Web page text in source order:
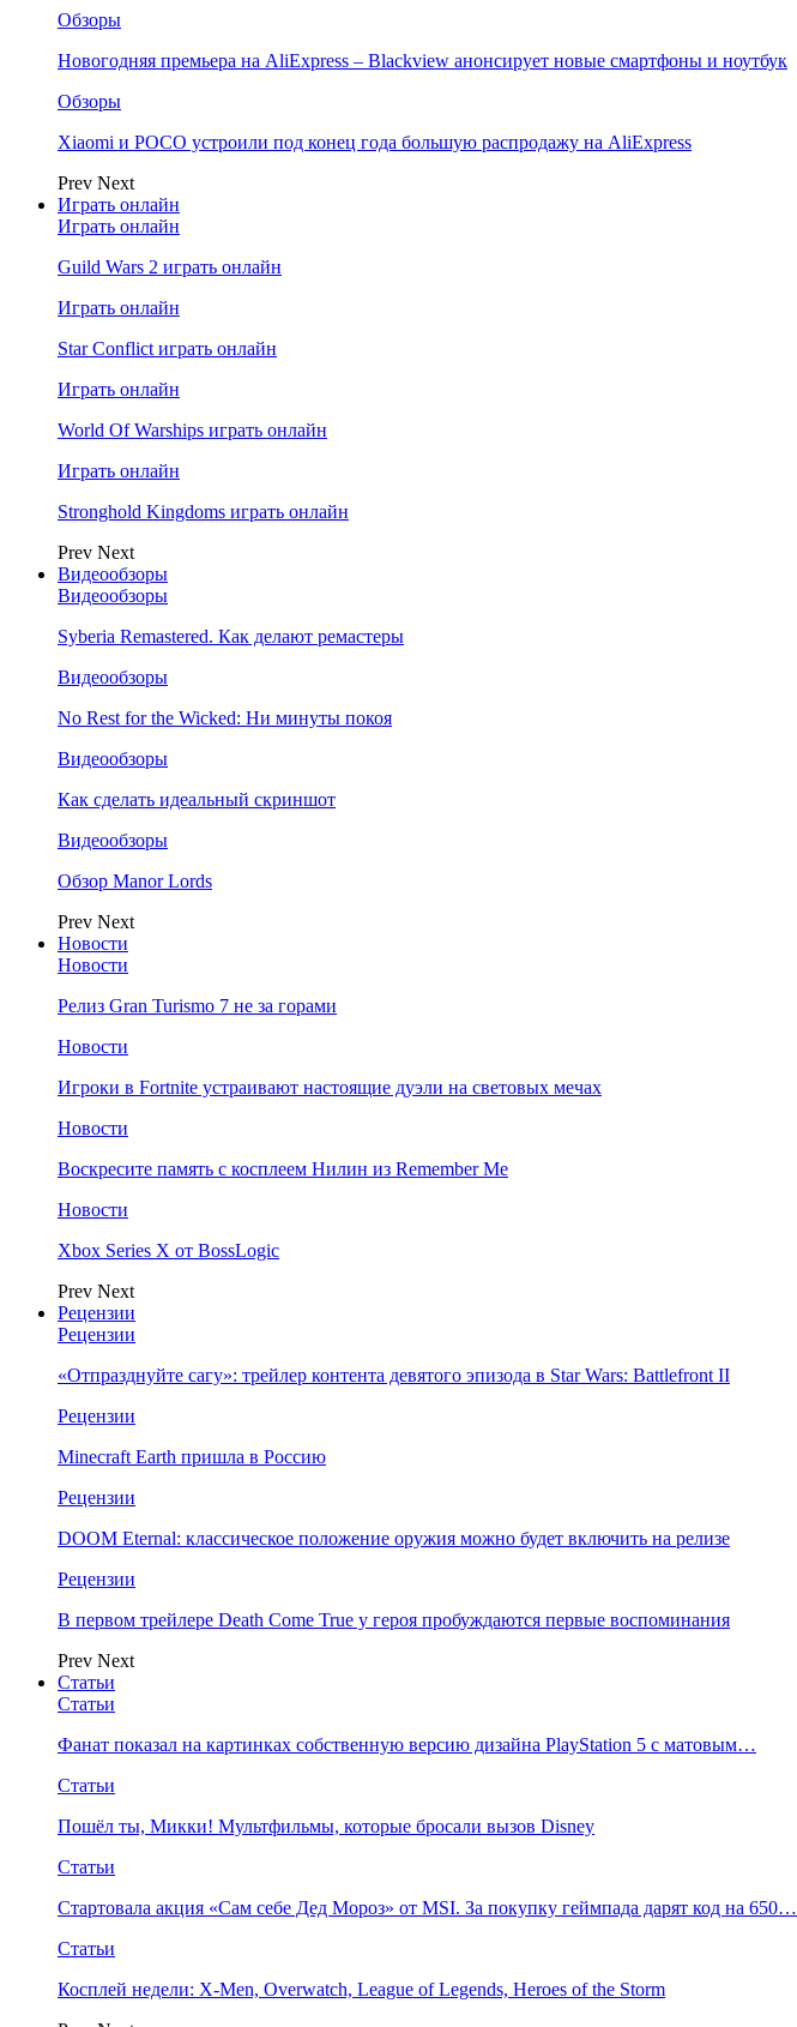
Обзоры
Новогодняя премьера на AliExpress – Blackview анонсирует новые смартфоны и ноутбук
Обзоры
Xiaomi и POCO устроили под конец года большую распродажу на AliExpress
Prev Next
Играть онлайн
Играть онлайн
Guild Wars 2 играть онлайн
Играть онлайн
Star Conflict играть онлайн
Играть онлайн
World Of Warships играть онлайн
Играть онлайн
Stronghold Kingdoms играть онлайн
Prev Next
Видеообзоры
Видеообзоры
Syberia Remastered. Как делают ремастеры
Видеообзоры
No Rest for the Wicked: Ни минуты покоя
Видеообзоры
Как сделать идеальный скриншот
Видеообзоры
Обзор Manor Lords
Prev Next
Новости
Новости
Релиз Gran Turismo 7 не за горами
Новости
Игроки в Fortnite устраивают настоящие дуэли на световых мечах
Новости
Воскресите память с косплеем Нилин из Remember Me
Новости
Xbox Series X от BossLogic
Prev Next
Рецензии
Рецензии
«Отпразднуйте сагу»: трейлер контента девятого эпизода в Star Wars: Battlefront II
Рецензии
Minecraft Earth пришла в Россию
Рецензии
DOOM Eternal: классическое положение оружия можно будет включить на релизе
Рецензии
В первом трейлере Death Come True у героя пробуждаются первые воспоминания
Prev Next
Статьи
Статьи
Фанат показал на картинках собственную версию дизайна PlayStation 5 с матовым…
Статьи
Пошёл ты, Микки! Мультфильмы, которые бросали вызов Disney
Статьи
Стартовала акция «Сам себе Дед Мороз» от MSI. За покупку геймпада дарят код на 650…
Статьи
Косплей недели: X-Men, Overwatch, League of Legends, Heroes of the Storm